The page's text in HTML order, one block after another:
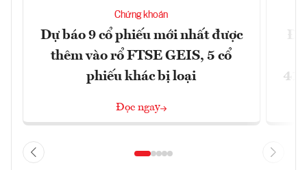
Chứng khoán
Dự báo 9 cổ phiếu mới nhất được
thêm vào rổ FTSE GEIS, 5 cổ
phiếu khác bị loại
Đọc ngay
Đã